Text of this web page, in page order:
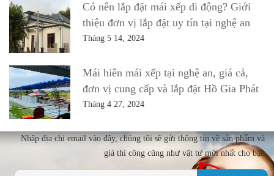
Có nên lắp đặt mái xếp di động? Giới
thiệu đơn vị lắp đặt uy tín tại nghệ an
Tháng 5 14, 2024
Mái hiên mái xếp tại nghệ an, giá cả,
đơn vị cung cấp và lắp đặt Hồ Gia Phát
Tháng 4 27, 2024
Nhập địa chi email vào đây, chúng tôi sẽ gửi thông tin về sản phẩm và
giá thi công cũng như vật tư mới nhất cho bạn